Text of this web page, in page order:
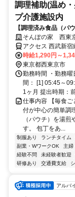
調理補助(温め
プ介護施設内
【調理済み食品（パ
タートパート◆面談時
そんぽの家 西東
アクセス 西武新
口徒歩約18分、西
武バス 三鷹駅北口
バス停下車約６分
時給1,290円～
東京都西東京市
勤務時間 ・勤務
間： [1] 05:45～
1ヶ月 提出時期：
仕事内容 【毎食
付が中心の簡単調
（パウチ）を湯
す。 包丁をあ...
制服あり ランチタイム
副業・WワークOK
主婦
経験不問
未経験者歓迎
研修あり
交通費支給
アルバ